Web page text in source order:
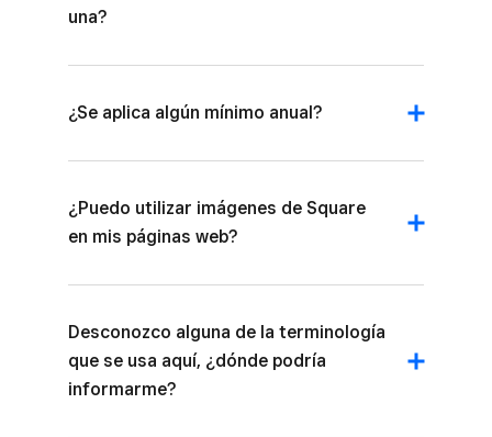
una?
¿Se aplica algún mínimo anual?
¿Puedo utilizar imágenes de Square
en mis páginas web?
Desconozco alguna de la terminología
que se usa aquí, ¿dónde podría
informarme?